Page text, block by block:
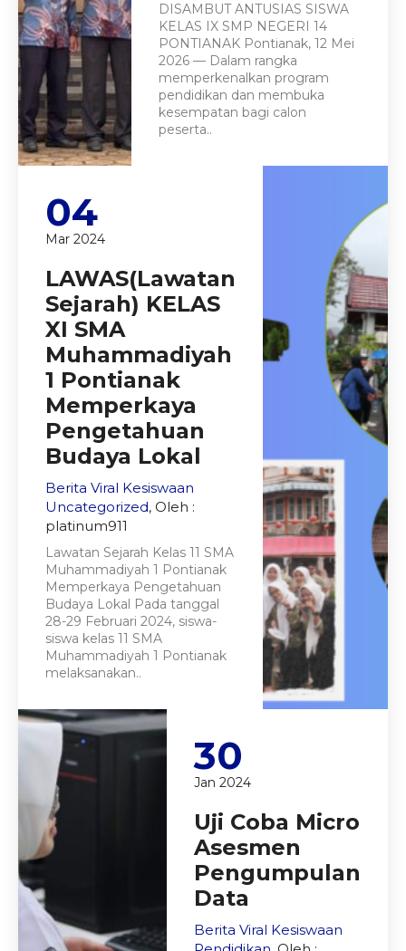
DISAMBUT ANTUSIAS SISWA
KELAS IX SMP NEGERI 14
PONTIANAK Pontianak, 12 Mei
2026 — Dalam rangka
memperkenalkan program
pendidikan dan membuka
kesempatan bagi calon
peserta..
04
Mar 2024
LAWAS(Lawatan
Sejarah) KELAS
XI SMA
Muhammadiyah
1 Pontianak
Memperkaya
Pengetahuan
Budaya Lokal
Berita Viral Kesiswaan
Uncategorized, Oleh :
platinum911
Lawatan Sejarah Kelas 11 SMA
Muhammadiyah 1 Pontianak
Memperkaya Pengetahuan
Budaya Lokal Pada tanggal
28-29 Februari 2024, siswa-
siswa kelas 11 SMA
Muhammadiyah 1 Pontianak
melaksanakan..
30
Jan 2024
Uji Coba Micro
Asesmen
Pengumpulan
Data
Berita Viral Kesiswaan